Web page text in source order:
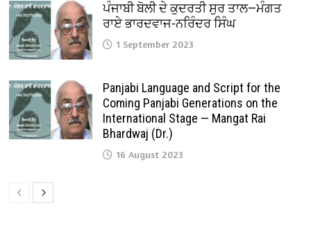
ਪੰਜਾਬੀ ਬੋਲੀ ਦੇ ਕੁਦਰਤੀ ਸੁਰ ਤਾਲ—ਮੰਗਤ
ਰਾਏ ਭਾਰਦਵਾਜ-ਨਰਿੰਦਰ ਸਿੰਘ
1 September 2023
Panjabi Language and Script for the
Coming Panjabi Generations on the
International Stage — Mangat Rai
Bhardwaj (Dr.)
16 August 2023